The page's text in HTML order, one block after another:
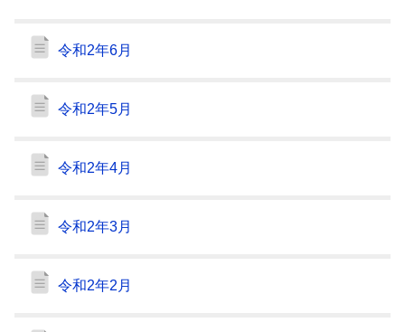
令和2年6月
令和2年5月
令和2年4月
令和2年3月
令和2年2月